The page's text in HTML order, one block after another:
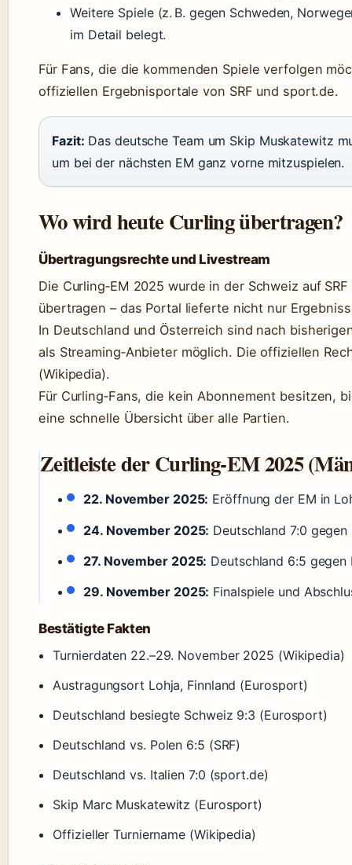
Weitere Spiele (z. B. gegen Schweden,
im Detail belegt.
Für Fans, die die kommenden Spiele verfolgen
offiziellen Ergebnisportale von SRF und sport.de.
Fazit: Das deutsche Team um Skip Muskatewitz
um bei der nächsten EM ganz vorne mitzuspielen.
Wo wird heute Curling übertragen?
Übertragungsrechte und Livestream
Die Curling‑EM 2025 wurde in der Schweiz auf
übertragen – das Portal lieferte nicht nur
In Deutschland und Österreich sind nach
als Streaming‑Anbieter möglich. Die offiziellen
(Wikipedia).
Für Curling‑Fans, die kein Abonnement besitzen,
eine schnelle Übersicht über alle Partien.
Zeitleiste der Curling‑EM 2025
22. November 2025: Eröffnung der EM in
24. November 2025: Deutschland 7:0
27. November 2025: Deutschland 6:5 gegen
29. November 2025: Finalspiele und
Bestätigte Fakten
Turnierdaten 22.–29. November 2025 (Wikipedia)
Austragungsort Lohja, Finnland (Eurosport)
Deutschland besiegte Schweiz 9:3 (Eurosport)
Deutschland vs. Polen 6:5 (SRF)
Deutschland vs. Italien 7:0 (sport.de)
Skip Marc Muskatewitz (Eurosport)
Offizieller Turniername (Wikipedia)